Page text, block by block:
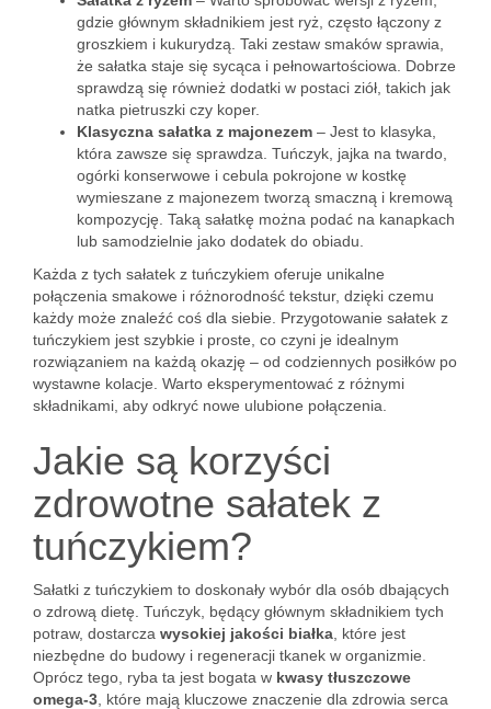
gdzie głównym składnikiem jest ryż, często łączony z
groszkiem i kukurydzą. Taki zestaw smaków sprawia,
że sałatka staje się sycąca i pełnowartościowa. Dobrze
sprawdzą się również dodatki w postaci ziół, takich jak
natka pietruszki czy koper.
Klasyczna sałatka z majonezem – Jest to klasyka,
która zawsze się sprawdza. Tuńczyk, jajka na twardo,
ogórki konserwowe i cebula pokrojone w kostkę
wymieszane z majonezem tworzą smaczną i kremową
kompozycję. Taką sałatkę można podać na kanapkach
lub samodzielnie jako dodatek do obiadu.
Każda z tych sałatek z tuńczykiem oferuje unikalne
połączenia smakowe i różnorodność tekstur, dzięki czemu
każdy może znaleźć coś dla siebie. Przygotowanie sałatek z
tuńczykiem jest szybkie i proste, co czyni je idealnym
rozwiązaniem na każdą okazję – od codziennych posiłków po
wystawne kolacje. Warto eksperymentować z różnymi
składnikami, aby odkryć nowe ulubione połączenia.
Jakie są korzyści
zdrowotne sałatek z
tuńczykiem?
Sałatki z tuńczykiem to doskonały wybór dla osób dbających
o zdrową dietę. Tuńczyk, będący głównym składnikiem tych
potraw, dostarcza wysokiej jakości białka , które jest
niezbędne do budowy i regeneracji tkanek w organizmie.
Oprócz tego, ryba ta jest bogata w kwasy tłuszczowe
omega-3 , które mają kluczowe znaczenie dla zdrowia serca